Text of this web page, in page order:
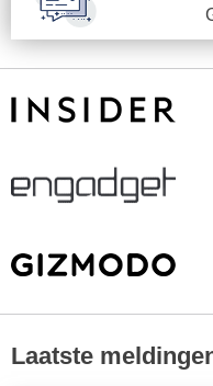
Laatste